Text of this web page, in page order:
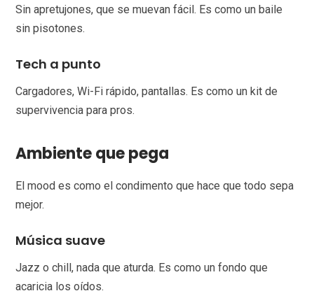
Sin apretujones, que se muevan fácil. Es como un baile
sin pisotones.
Tech a punto
Cargadores, Wi-Fi rápido, pantallas. Es como un kit de
supervivencia para pros.
Ambiente que pega
El mood es como el condimento que hace que todo sepa
mejor.
Música suave
Jazz o chill, nada que aturda. Es como un fondo que
acaricia los oídos.